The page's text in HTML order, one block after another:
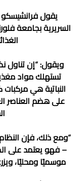
يقول فرانشيسكو
السريرية بجامعة
ويقول: “إن تناول
تستهلك مواد
النباتية هي مركبات
على هضم العناصر
“ومع ذلك، فإن
– فهو يعتمد على
موسميًا ومحليًا،